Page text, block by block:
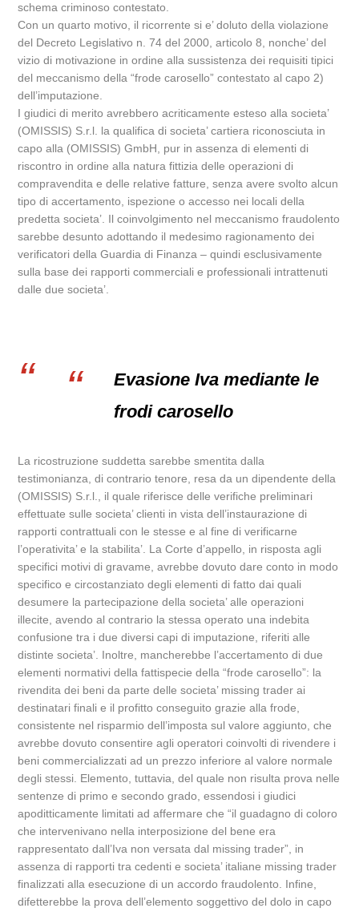
schema criminoso contestato.
Con un quarto motivo, il ricorrente si e’ doluto della violazione
del Decreto Legislativo n. 74 del 2000, articolo 8, nonche’ del
vizio di motivazione in ordine alla sussistenza dei requisiti tipici
del meccanismo della “frode carosello” contestato al capo 2)
dell’imputazione.
I giudici di merito avrebbero acriticamente esteso alla societa’
(OMISSIS) S.r.l. la qualifica di societa’ cartiera riconosciuta in
capo alla (OMISSIS) GmbH, pur in assenza di elementi di
riscontro in ordine alla natura fittizia delle operazioni di
compravendita e delle relative fatture, senza avere svolto alcun
tipo di accertamento, ispezione o accesso nei locali della
predetta societa’. Il coinvolgimento nel meccanismo fraudolento
sarebbe desunto adottando il medesimo ragionamento dei
verificatori della Guardia di Finanza – quindi esclusivamente
sulla base dei rapporti commerciali e professionali intrattenuti
dalle due societa’.
Evasione Iva mediante le
frodi carosello
La ricostruzione suddetta sarebbe smentita dalla
testimonianza, di contrario tenore, resa da un dipendente della
(OMISSIS) S.r.l., il quale riferisce delle verifiche preliminari
effettuate sulle societa’ clienti in vista dell’instaurazione di
rapporti contrattuali con le stesse e al fine di verificarne
l’operativita’ e la stabilita’. La Corte d’appello, in risposta agli
specifici motivi di gravame, avrebbe dovuto dare conto in modo
specifico e circostanziato degli elementi di fatto dai quali
desumere la partecipazione della societa’ alle operazioni
illecite, avendo al contrario la stessa operato una indebita
confusione tra i due diversi capi di imputazione, riferiti alle
distinte societa’. Inoltre, mancherebbe l’accertamento di due
elementi normativi della fattispecie della “frode carosello”: la
rivendita dei beni da parte delle societa’ missing trader ai
destinatari finali e il profitto conseguito grazie alla frode,
consistente nel risparmio dell’imposta sul valore aggiunto, che
avrebbe dovuto consentire agli operatori coinvolti di rivendere i
beni commercializzati ad un prezzo inferiore al valore normale
degli stessi. Elemento, tuttavia, del quale non risulta prova nelle
sentenze di primo e secondo grado, essendosi i giudici
apoditticamente limitati ad affermare che “il guadagno di coloro
che intervenivano nella interposizione del bene era
rappresentato dall’Iva non versata dal missing trader”, in
assenza di rapporti tra cedenti e societa’ italiane missing trader
finalizzati alla esecuzione di un accordo fraudolento. Infine,
difetterebbe la prova dell’elemento soggettivo del dolo in capo